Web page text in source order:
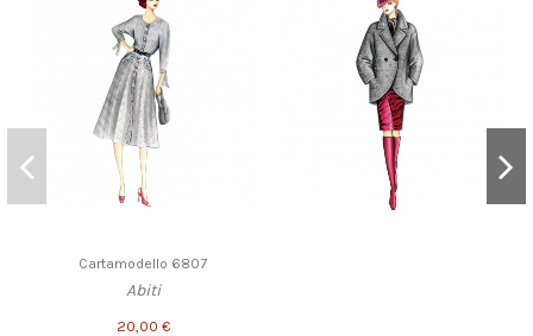
Cartamodello 6807
Abiti
20,00 €